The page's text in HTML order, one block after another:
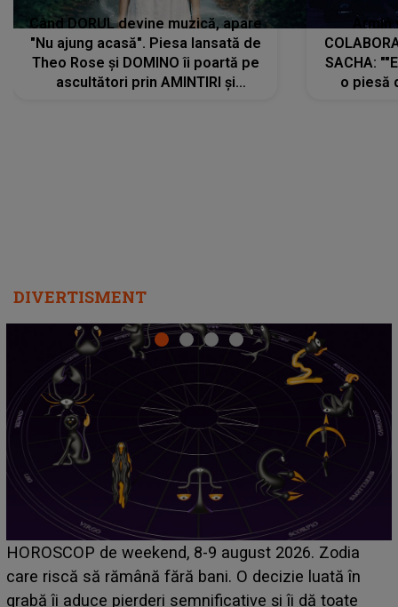
Când DORUL devine muzică, apare
"Nu ajung acasă". Piesa lansată de
Theo Rose și DOMINO îi poartă pe
ascultători prin AMINTIRI și
SACHA:
o piesă
DIVERTISMENT
Emanuel a ținut ACEST DETALIU ASCUNS până
acum! În fața Alexandrei, concurentul din Casa Iubirii
face o MĂRTURISIRE NEAȘTEPTATĂ despre mama